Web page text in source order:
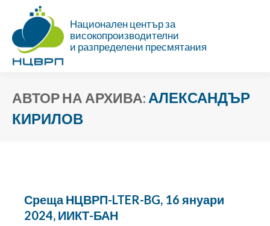
Национален център за
високопроизводителни
и разпределени пресмятания
АВТОР НА АРХИВА: АЛЕКСАНДЪР
КИРИЛОВ
Среща НЦВРП-LTER-BG, 16 януари
2024, ИИКТ-БАН